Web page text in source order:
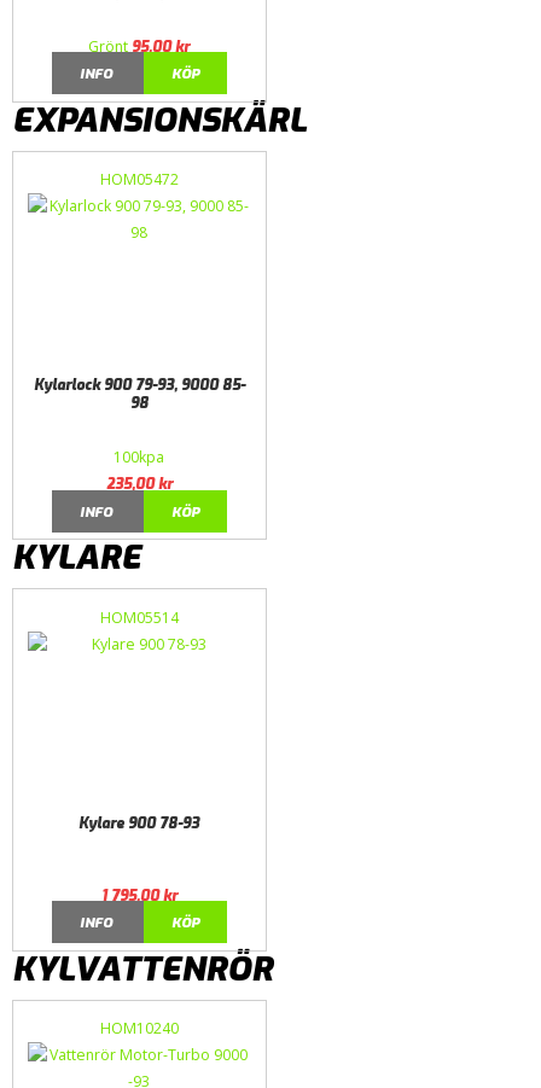
Grönt 95,00kr
INFO
KÖP
EXPANSIONSKÄRL
HOM05472
Kylarlock 900 79-93, 9000 85-
98
100kpa
235,00kr
INFO
KÖP
KYLARE
HOM05514
Kylare 900 78-93
1 795,00kr
INFO
KÖP
KYLVATTENRÖR
HOM10240